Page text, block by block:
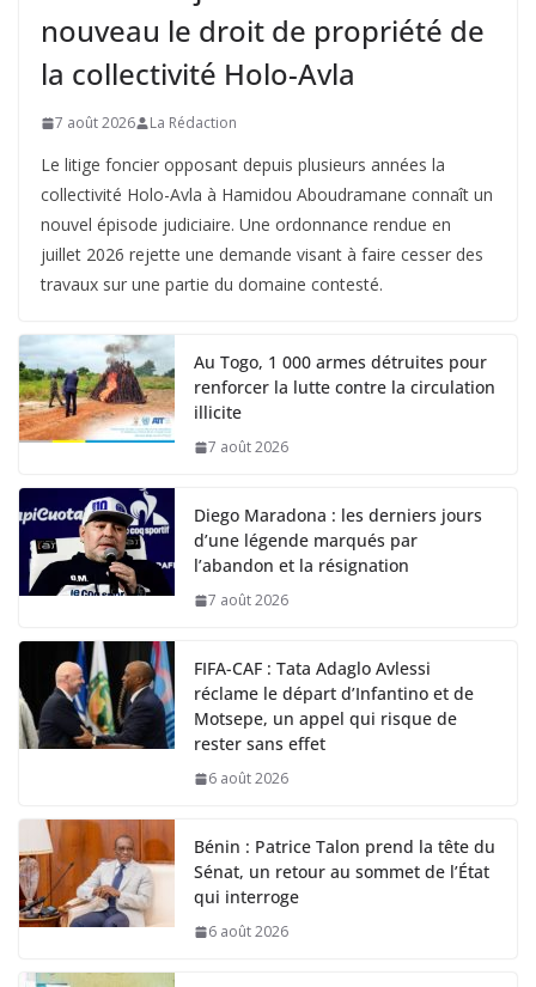
nouveau le droit de propriété de
la collectivité Holo-Avla
7 août 2026 La Rédaction
Le litige foncier opposant depuis plusieurs années la
collectivité Holo-Avla à Hamidou Aboudramane connaît un
nouvel épisode judiciaire. Une ordonnance rendue en
juillet 2026 rejette une demande visant à faire cesser des
travaux sur une partie du domaine contesté.
Au Togo, 1 000 armes détruites pour
renforcer la lutte contre la circulation
illicite
7 août 2026
Diego Maradona : les derniers jours
d’une légende marqués par
l’abandon et la résignation
7 août 2026
FIFA-CAF : Tata Adaglo Avlessi
réclame le départ d’Infantino et de
Motsepe, un appel qui risque de
rester sans effet
6 août 2026
Bénin : Patrice Talon prend la tête du
Sénat, un retour au sommet de l’État
qui interroge
6 août 2026